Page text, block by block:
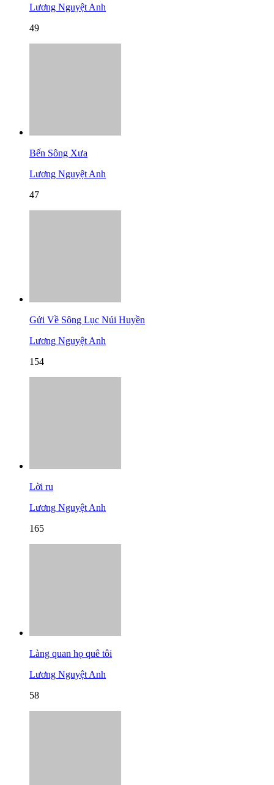
Lương Nguyệt Anh
49
Bến Sông Xưa
Lương Nguyệt Anh
47
Gửi Về Sông Lục Núi Huyền
Lương Nguyệt Anh
154
Lời ru
Lương Nguyệt Anh
165
Làng quan họ quê tôi
Lương Nguyệt Anh
58